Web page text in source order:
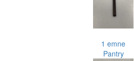
1 emne
Pantry